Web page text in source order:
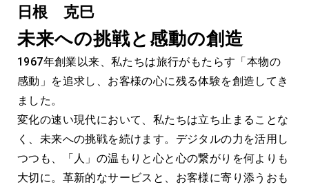
日根 克巳
未来への挑戦と感動の創造
1967年創業以来、私たちは旅行がもたらす「本物の
感動」を追求し、お客様の心に残る体験を創造してき
ました。
変化の速い現代において、私たちは立ち止まることな
く、未来への挑戦を続けます。デジタルの力を活用し
つつも、「人」の温もりと心と心の繋がりを何よりも
大切に。革新的なサービスと、お客様に寄り添うおも